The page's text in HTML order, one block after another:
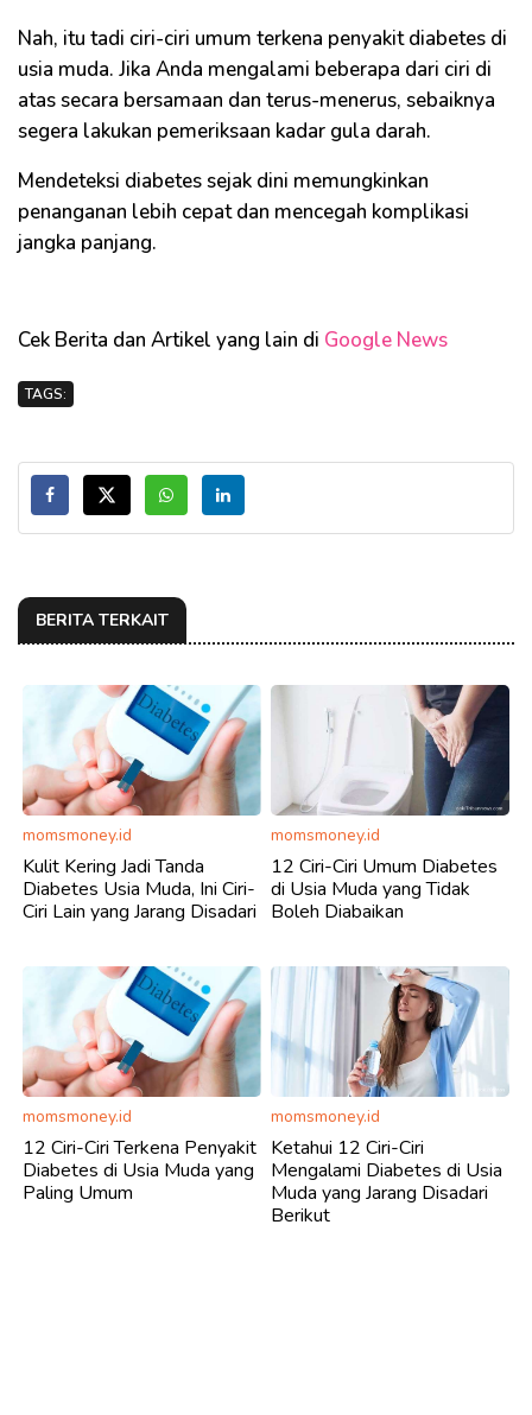
Nah, itu tadi ciri-ciri umum terkena penyakit diabetes di
usia muda. Jika Anda mengalami beberapa dari ciri di
atas secara bersamaan dan terus-menerus, sebaiknya
segera lakukan pemeriksaan kadar gula darah.
Mendeteksi diabetes sejak dini memungkinkan
penanganan lebih cepat dan mencegah komplikasi
jangka panjang.
Cek Berita dan Artikel yang lain di Google News
TAGS:
BERITA TERKAIT
momsmoney.id
Kulit Kering Jadi Tanda
Diabetes Usia Muda, Ini Ciri-
Ciri Lain yang Jarang Disadari
momsmoney.id
12 Ciri-Ciri Umum Diabetes
di Usia Muda yang Tidak
Boleh Diabaikan
momsmoney.id
12 Ciri-Ciri Terkena Penyakit
Diabetes di Usia Muda yang
Paling Umum
momsmoney.id
Ketahui 12 Ciri-Ciri
Mengalami Diabetes di Usia
Muda yang Jarang Disadari
Berikut